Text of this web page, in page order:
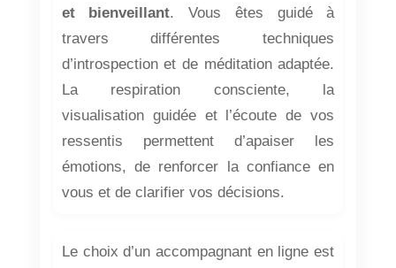
et bienveillant. Vous êtes guidé à
travers différentes techniques
d’introspection et de méditation adaptée.
La respiration consciente, la
visualisation guidée et l’écoute de vos
ressentis permettent d’apaiser les
émotions, de renforcer la confiance en
vous et de clarifier vos décisions.
Le choix d’un accompagnant en ligne est